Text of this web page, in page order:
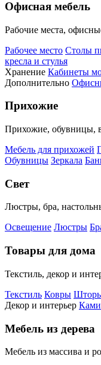
Офисная мебель
Рабочие места,
Рабочее место Столы
кресла и стулья
Хранение Кабинеты
Дополнительно
Прихожие
Прихожие, обувницы,
Мебель для прихожей
Обувницы Зеркала
Свет
Люстры, бра,
Освещение Люстры
Товары для дома
Текстиль, декор и
Текстиль Ковры
Декор и интерьер
Мебель из дерева
Мебель из массива и